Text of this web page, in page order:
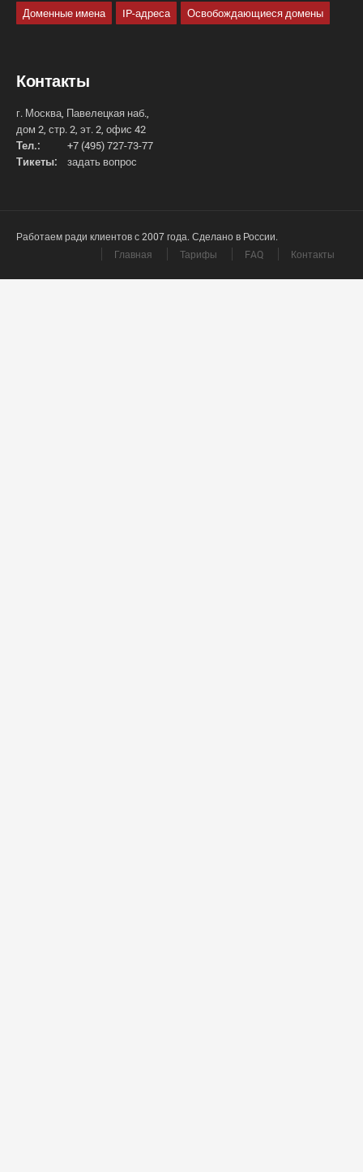
Доменные имена IP-адреса Освобождающиеся домены
Контакты
г. Москва, Павелецкая наб.,
дом 2, стр. 2, эт. 2, офис 42
Тел.:
+7 (495) 727-73-77
Тикеты:
задать вопрос
Работаем ради клиентов с 2007 года. Сделано в России.
Главная
Тарифы FAQ Контакты